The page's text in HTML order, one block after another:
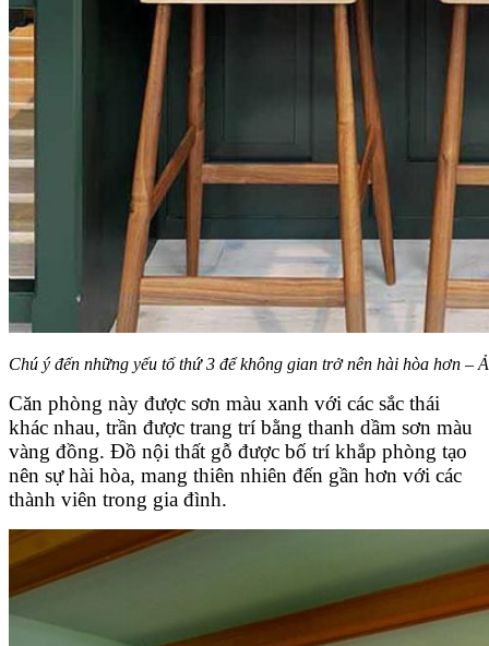
Chú ý đến những yếu tố thứ 3 để không gian trở nên hài hòa hơn –
Căn phòng này được sơn màu xanh với các sắc thái
khác nhau, trần được trang trí bằng thanh dầm sơn màu
vàng đồng. Đồ nội thất gỗ được bố trí khắp phòng tạo
nên sự hài hòa, mang thiên nhiên đến gần hơn với các
thành viên trong gia đình.